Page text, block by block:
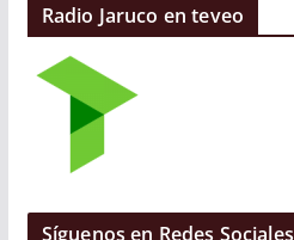
Radio Jaruco en teveo
Síguenos en Redes Sociales